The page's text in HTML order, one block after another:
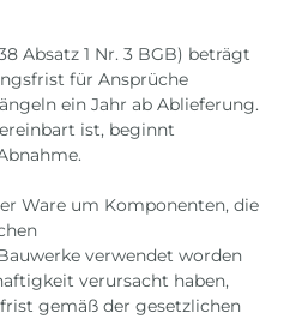
Absatz 1 Nr. 3 BGB) beträgt
für Ansprüche
ein Jahr ab Ablieferung.
ist, beginnt
Ware um Komponenten, die
verwendet worden
verursacht haben,
gemäß der gesetzlichen